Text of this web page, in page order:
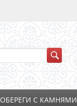
ОБЕРЕГИ С КАМНЯМИ